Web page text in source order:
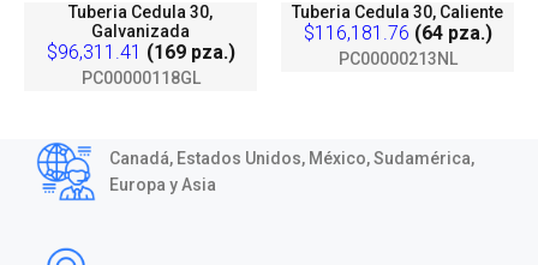
Tuberia Cedula 30,
Galvanizada
$96,311.41 (169 pza.)
PC00000118GL
Tuberia Cedula 30, Caliente
$116,181.76 (64 pza.)
PC00000213NL
Canadá, Estados Unidos, México, Sudamérica,
Europa y Asia